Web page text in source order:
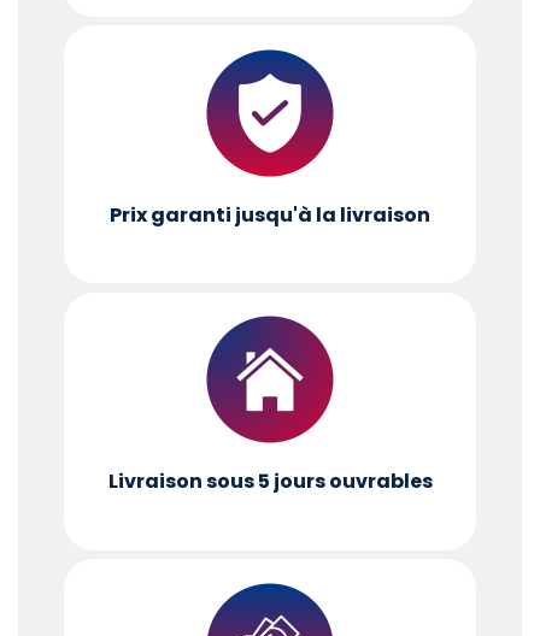
Prix garanti jusqu'à la livraison
Livraison sous 5 jours ouvrables